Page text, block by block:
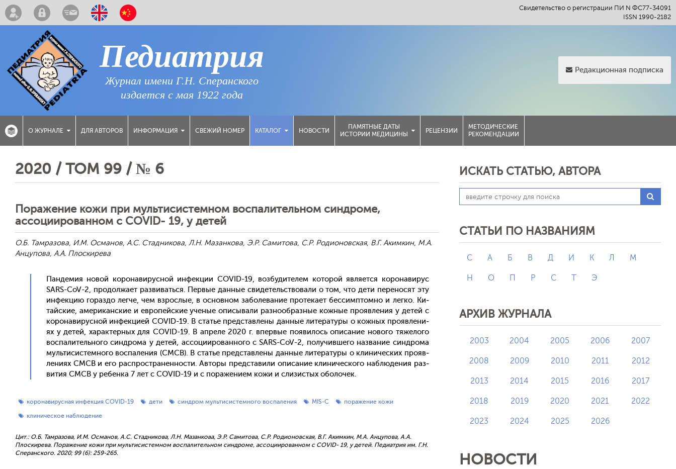
Свидетельство о регистрации ПИ N ФС77-34091
ISSN 1990-2182
Педиатрия
Журнал имени Г.Н. Сперанского
издается с мая 1922 года
Редакционная подписка
О ЖУРНАЛЕ ДЛЯ АВТОРОВ ИНФОРМАЦИЯ СВЕЖИЙ НОМЕР КАТАЛОГ НОВОСТИ
ПАМЯТНЫЕ ДАТЫ
ИСТОРИИ МЕДИЦИНЫ
РЕЦЕНЗИИ
МЕТОДИЧЕСКИЕ
РЕКОМЕНДАЦИИ
2020 / ТОМ 99 / № 6
Поражение кожи при мультисистемном воспалительном синдроме,
ассоциированном с COVID- 19, у детей
О.Б. Тамразова, И.М. Османов, А.С. Стадникова, Л.Н. Мазанкова, Э.Р. Самитова, С.Р. Родионовская, В.Г. Акимкин, М.А.
Анцупова, А.А. Плоскирева
Пан­де­мия но­вой ко­рона­вирус­ной ин­фекции COVID-19, воз­бу­дите­лем ко­торой яв­ля­ет­ся ко­рона­вирус
SARS-CoV-2, про­дол­жа­ет раз­ви­вать­ся. Пер­вые дан­ные сви­детель­ство­вали о том, что де­ти пе­рено­сят эту
ин­фекцию го­раз­до лег­че, чем взрос­лые, в ос­новном за­боле­вание про­тека­ет бес­сим­птом­но и лег­ко. Ки­
тай­ские, аме­рикан­ские и ев­ро­пей­ские уче­ные опи­сыва­ли раз­но­об­разные кож­ные про­яв­ле­ния у де­тей с
ко­рона­вирус­ной ин­фекци­ей COVID-19. В статье пред­став­ле­ны дан­ные ли­тера­туры о кож­ных про­яв­ле­ни­
ях у де­тей, ха­рак­терных для COVID-19. В ап­ре­ле 2020 г. впер­вые по­яви­лось опи­сание но­вого тя­жело­го
вос­па­литель­но­го син­дро­ма у де­тей, ас­со­ци­иро­ван­но­го с SARS-CoV-2, по­лучив­ше­го наз­ва­ние син­дро­ма
муль­ти­сис­темно­го вос­па­ления (СМСВ). В статье пред­став­ле­ны дан­ные ли­тера­туры о кли­ничес­ких про­яв­
ле­ни­ях СМСВ и его рас­простра­нен­ности. Ав­то­ры пред­ста­вили опи­сание кли­ничес­ко­го наб­лю­дения раз­
ви­тия СМСВ у ре­бен­ка 7 лет с COVID-19 и с по­раже­ни­ем ко­жи и сли­зис­тых обо­лочек.
коронавирусная инфекция COVID-19 дети синдром мультисистемного воспаления MIS-C
поражение кожи
клиническое наблюдение
Цит.: О.Б. Тамразова, И.М. Османов, А.С. Стадникова, Л.Н. Мазанкова, Э.Р. Самитова, С.Р. Родионовская, В.Г. Акимкин, М.А. Анцупова, А.А.
Плоскирева. Поражение кожи при мультисистемном воспалительном синдроме, ассоциированном с COVID- 19, у детей. Педиатрия им. Г.Н.
Сперанского. 2020; 99 (6): 259-265.
ИСКАТЬ СТАТЬЮ, АВТОРА
СТАТЬИ ПО НАЗВАНИЯМ
C А Б В Д И К Л М
Н О П Р С Т Э
АРХИВ ЖУРНАЛА
2003 2004 2005 2006 2007
2008 2009 2010 2011 2012
2013 2014 2015 2016 2017
2018 2019 2020 2021 2022
2023 2024 2025 2026
НОВОСТИ